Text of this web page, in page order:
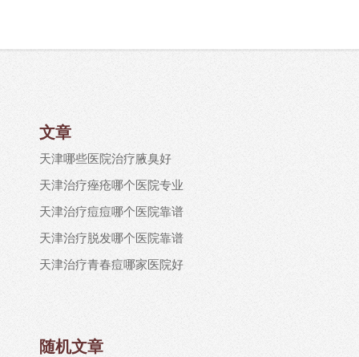
文章
天津哪些医院治疗腋臭好
天津治疗痤疮哪个医院专业
天津治疗痘痘哪个医院靠谱
天津治疗脱发哪个医院靠谱
天津治疗青春痘哪家医院好
随机文章